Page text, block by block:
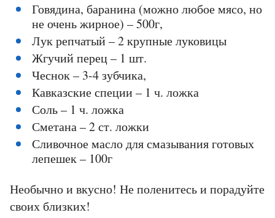
Говядина, баранина (можно любое мясо, но
не очень жирное) – 500г,
Лук репчатый – 2 крупные луковицы
Жгучий перец – 1 шт.
Чеснок – 3-4 зубчика,
Кавказские специи – 1 ч. ложка
Соль – 1 ч. ложка
Сметана – 2 ст. ложки
Сливочное масло для смазывания готовых
лепешек – 100г
Необычно и вкусно! Не поленитесь и порадуйте
своих близких!